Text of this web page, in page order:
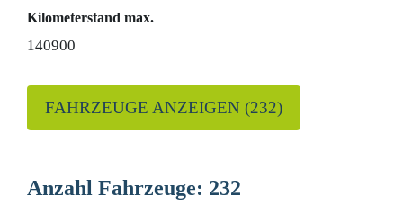
Anzahl Fahrzeuge: 232
Kilometerstand max.
140900
FAHRZEUGE ANZEIGEN (232)